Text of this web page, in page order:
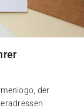
der